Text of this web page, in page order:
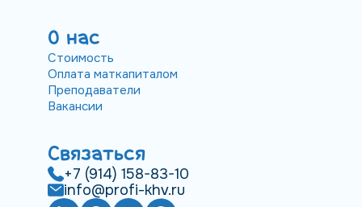
О нас
Стоимость
Оплата маткапиталом
Преподаватели
Вакансии
Связаться
+7 (914) 158-83-10
info@profi-khv.ru